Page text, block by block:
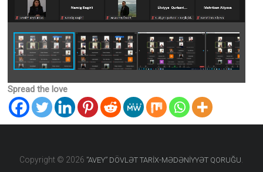
məbədinin
adlandırılıb.
Spread the love
Copyright © 2026”AVEY” DÖVLƏT TARİX-MƏDƏNİYYƏT QORUĞU